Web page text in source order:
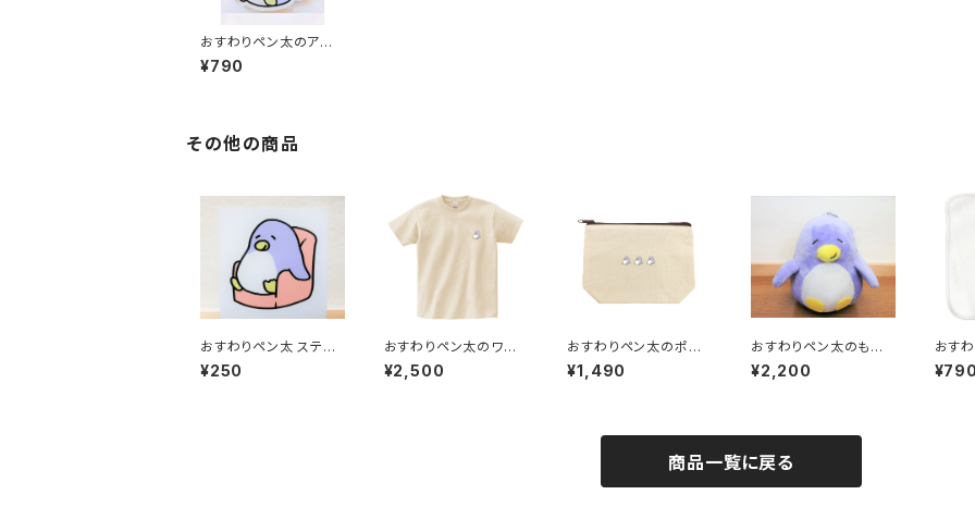
おすわりペン太のアク
リルキーホルダー
¥790
その他の商品
おすわりペン太 ステッ
カー（ソファ）
¥250
おすわりペン太のワン
ポイントTシャツ ライト
ベージュ
¥2,500
おすわりペン太のポー
チ よこならび
¥1,490
おすわりペン太のもち
もちぬいぐるみ
¥2,200
おす
オル
¥790
商品一覧に戻る